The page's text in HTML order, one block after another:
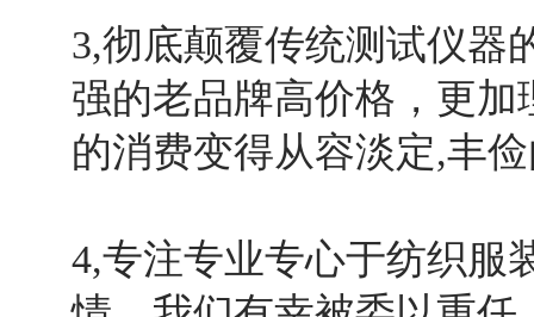
3,彻底颠覆传统测试仪器
强的老品牌高价格，更
的消费变得从容淡定,丰
4,专注专业专心于纺织服